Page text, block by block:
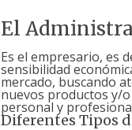
El
Es el empresario, es
sensibilidad
mercado, buscando
nuevos productos y/
personal y
Diferentes Tipos